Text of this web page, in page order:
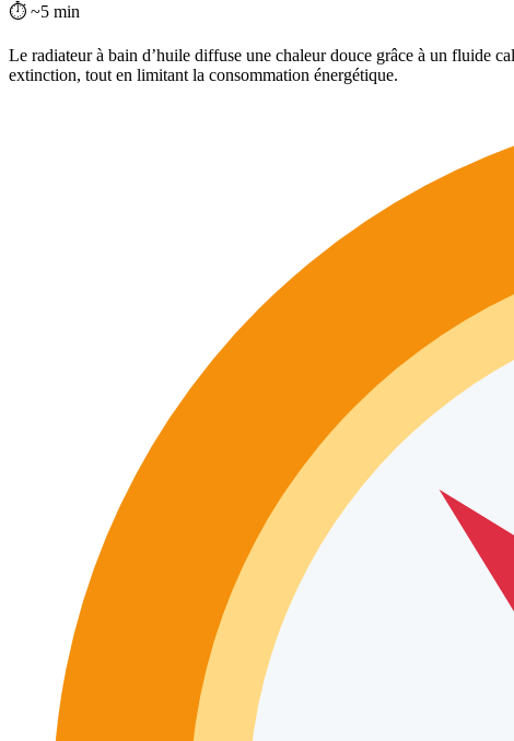
⏱ ~5 min
Le radiateur à bain d’huile diffuse une chaleur douce grâce à un fluide
extinction, tout en limitant la consommation énergétique.